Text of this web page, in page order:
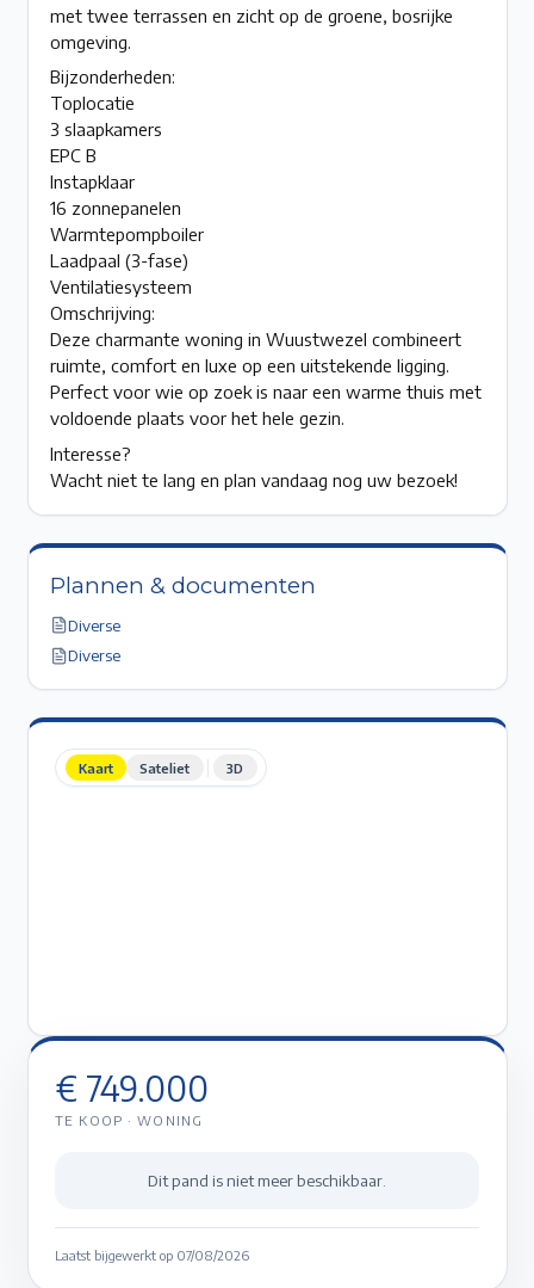
met twee terrassen en zicht op de groene, bosrijke
omgeving.
Bijzonderheden:
Toplocatie
3 slaapkamers
EPC B
Instapklaar
16 zonnepanelen
Warmtepompboiler
Laadpaal (3-fase)
Ventilatiesysteem
Omschrijving:
Deze charmante woning in Wuustwezel combineert
ruimte, comfort en luxe op een uitstekende ligging.
Perfect voor wie op zoek is naar een warme thuis met
voldoende plaats voor het hele gezin.
Interesse?
Wacht niet te lang en plan vandaag nog uw bezoek!
Plannen & documenten
Diverse
Diverse
Kaart Sateliet 3D
€ 749.000
TE KOOP · WONING
Dit pand is niet meer beschikbaar.
Laatst bijgewerkt op 07/08/2026